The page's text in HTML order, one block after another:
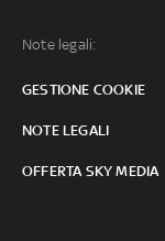
Note legali:
GESTIONE COOKIE
NOTE LEGALI
OFFERTA SKY MEDIA